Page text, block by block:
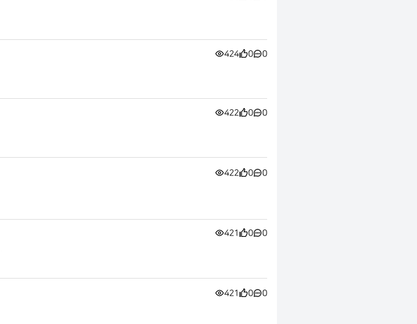
424 0 0
422 0 0
422 0 0
421 0 0
421 0 0